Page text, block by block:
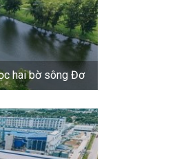
hai bờ sông Đơ